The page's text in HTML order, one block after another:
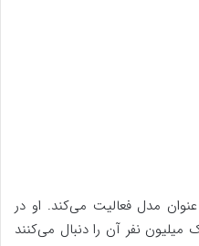
دارد و به عنوان مدل فعالیت می‌کند. او در
نفر آن را دنبال می‌کنند